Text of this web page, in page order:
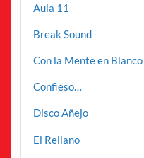
Aula 11
Break Sound
Con la Mente en Blanco
Confieso…
Disco Añejo
El Rellano